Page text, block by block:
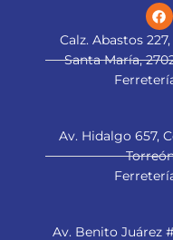
Calz. Abastos
Santa María,
Av. Hidalgo 657,
Av. Benito Juárez